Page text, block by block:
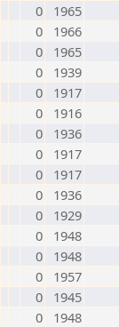
0
1965
0
1966
0
1965
0
1939
0
1917
0
1916
0
1936
0
1917
0
1917
0
1936
0
1929
0
1948
0
1948
0
1957
0
1945
0
1948